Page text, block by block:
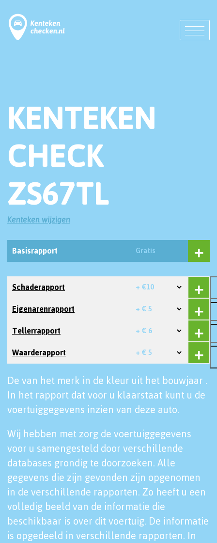
KENTEKEN
CHECK
ZS67TL
Kenteken wijzigen
Basisrapport Gratis
Schaderapport + €10
Eigenarenrapport + € 5
Tellerrapport + € 6
Waarderapport + € 5
De van het merk in de kleur uit het bouwjaar .
In het rapport dat voor u klaarstaat kunt u de
voertuiggegevens inzien van deze auto.
Wij hebben met zorg de voertuiggegevens
voor u samengesteld door verschillende
databases grondig te doorzoeken. Alle
gegevens die zijn gevonden zijn opgenomen
in de verschillende rapporten. Zo heeft u een
volledig beeld van de informatie die
beschikbaar is over dit voertuig. De informatie
is opgedeeld in verschillende rapporten. In